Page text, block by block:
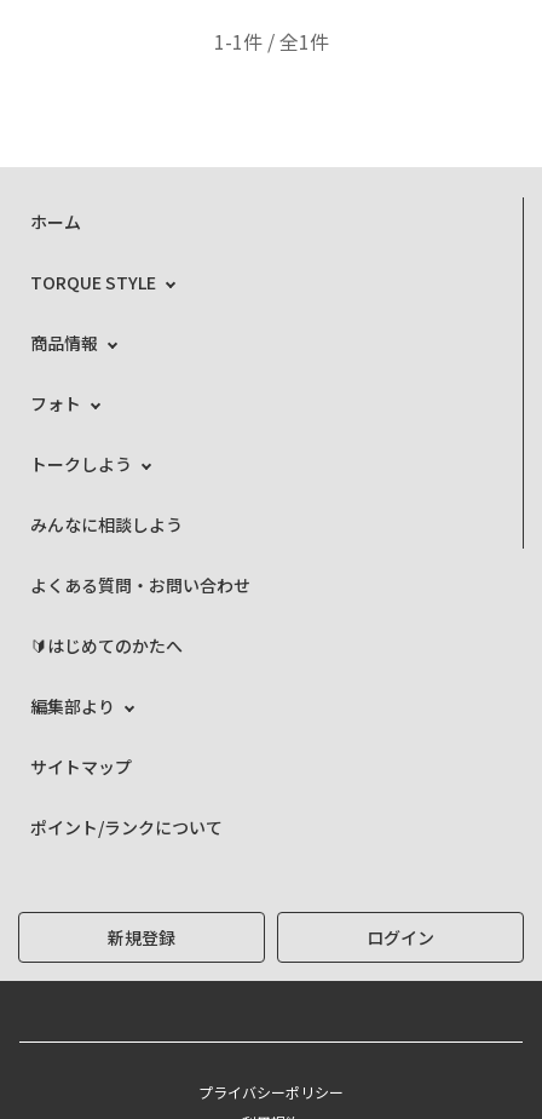
1-1件 / 全1件
ホーム
TORQUE STYLE
商品情報
フォト
トークしよう
みんなに相談しよう
よくある質問・お問い合わせ
🔰はじめてのかたへ
編集部より
サイトマップ
ポイント/ランクについて
新規登録 ログイン
プライバシーポリシー